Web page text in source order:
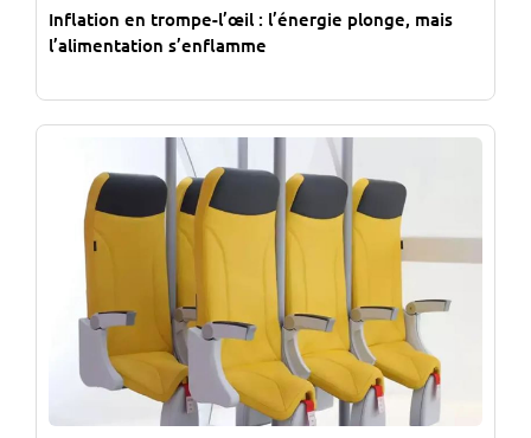
Inflation en trompe-l’œil : l’énergie plonge, mais
l’alimentation s’enflamme